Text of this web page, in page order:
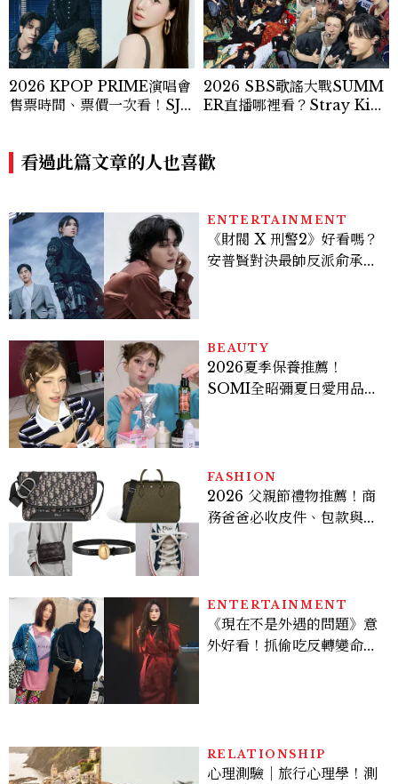
2026 KPOP PRIME演唱會
售票時間、票價一次看！SJ東
2026 SBS歌謠大戰SUMM
ER直播哪裡看？Stray Kid
看過此篇文章的人也喜歡
ENTERTAINMENT
《財閥 X 刑警2》好看嗎？
安普賢對決最帥反派俞承
多大？
BEAUTY
2026夏季保養推薦！
SOMI全昭彌夏日愛用品公
FASHION
2026 父親節禮物推薦！商
務爸爸必收皮件、包款與鞋
ENTERTAINMENT
《現在不是外遇的問題》意
外好看！抓偷吃反轉變命
RELATIONSHIP
心理測驗｜旅行心理學！測